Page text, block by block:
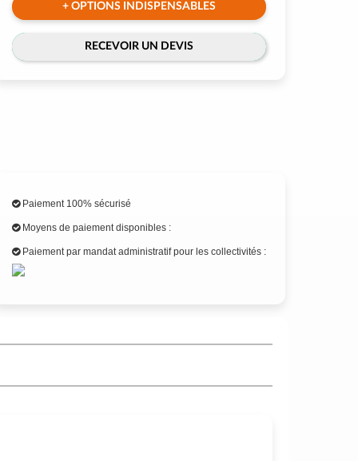
+ OPTIONS INDISPENSABLES
RECEVOIR UN DEVIS
Paiement 100% sécurisé
Moyens de paiement disponibles :
Paiement par mandat administratif pour les collectivités :